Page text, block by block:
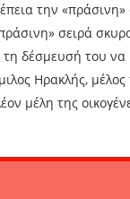
την «πράσινη»
σειρά
τη δέσμευσή του
Ηρακλής, μέλος
μέλη της